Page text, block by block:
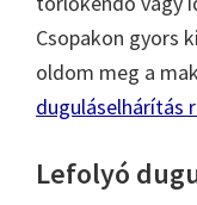
Csopakon gyors
oldom meg a
duguláselhárítás
Lefolyó